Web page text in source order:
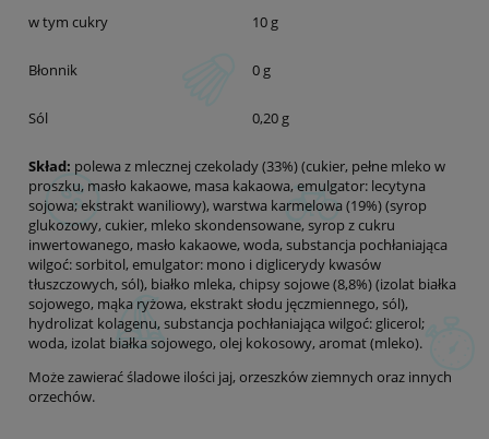
w tym cukry
10 g
Błonnik 0 g
Sól 0,20 g
Skład: polewa z mlecznej czekolady (33%) (cukier, pełne mleko w
proszku, masło kakaowe, masa kakaowa, emulgator: lecytyna
sojowa; ekstrakt waniliowy), warstwa karmelowa (19%) (syrop
glukozowy, cukier, mleko skondensowane, syrop z cukru
inwertowanego, masło kakaowe, woda, substancja pochłaniająca
wilgoć: sorbitol, emulgator: mono i diglicerydy kwasów
tłuszczowych, sól), białko mleka, chipsy sojowe (8,8%) (izolat białka
sojowego, mąka ryżowa, ekstrakt słodu jęczmiennego, sól),
hydrolizat kolagenu, substancja pochłaniająca wilgoć: glicerol;
woda, izolat białka sojowego, olej kokosowy, aromat (mleko).
Może zawierać śladowe ilości jaj, orzeszków ziemnych oraz innych
orzechów.